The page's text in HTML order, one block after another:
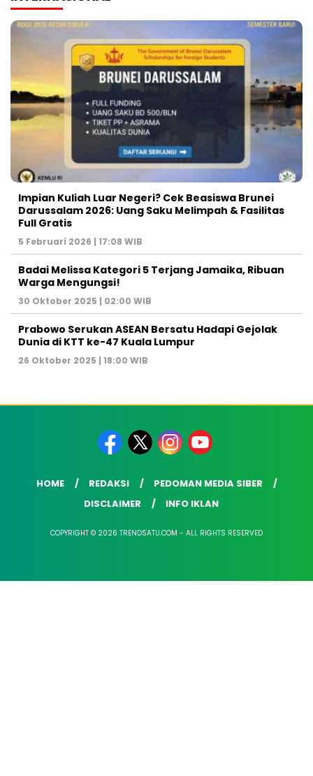
Impian Kuliah Luar Negeri? Cek Beasiswa Brunei
Darussalam 2026: Uang Saku Melimpah & Fasilitas
Full Gratis
5 Februari 2026 | 17:08 WIB
Badai Melissa Kategori 5 Terjang Jamaika, Ribuan
Warga Mengungsi!
30 Oktober 2025 | 02:00 WIB
Prabowo Serukan ASEAN Bersatu Hadapi Gejolak
Dunia di KTT ke-47 Kuala Lumpur
26 Oktober 2025 | 18:00 WIB
HOME REDAKSI
PEDOMAN MEDIA SIBER
DISCLAIMER
INFO IKLAN
COPYRIGHT © 2026 TRENDSATU.COM - ALL RIGHTS RESERVED